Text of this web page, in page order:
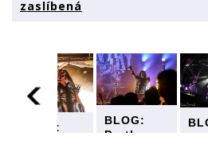
zaslíbená
BLOG:
BLOG:
Protheus